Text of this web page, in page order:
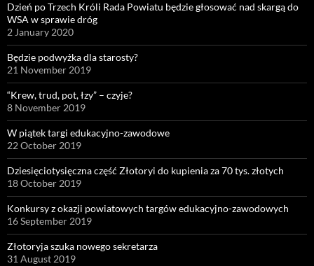
Dzień po Trzech Króli Rada Powiatu będzie głosować nad skargą do
WSA w sprawie dróg
2 January 2020
Będzie podwyżka dla starosty?
21 November 2019
“Krew, trud, pot, łzy” – czyje?
8 November 2019
W piątek targi edukacyjno-zawodowe
22 October 2019
Dziesięciotysięczna część Złotoryi do kupienia za 70 tys. złotych
18 October 2019
Konkursy z okazji powiatowych targów edukacyjno-zawodowych
16 September 2019
Złotoryja szuka nowego sekretarza
31 August 2019